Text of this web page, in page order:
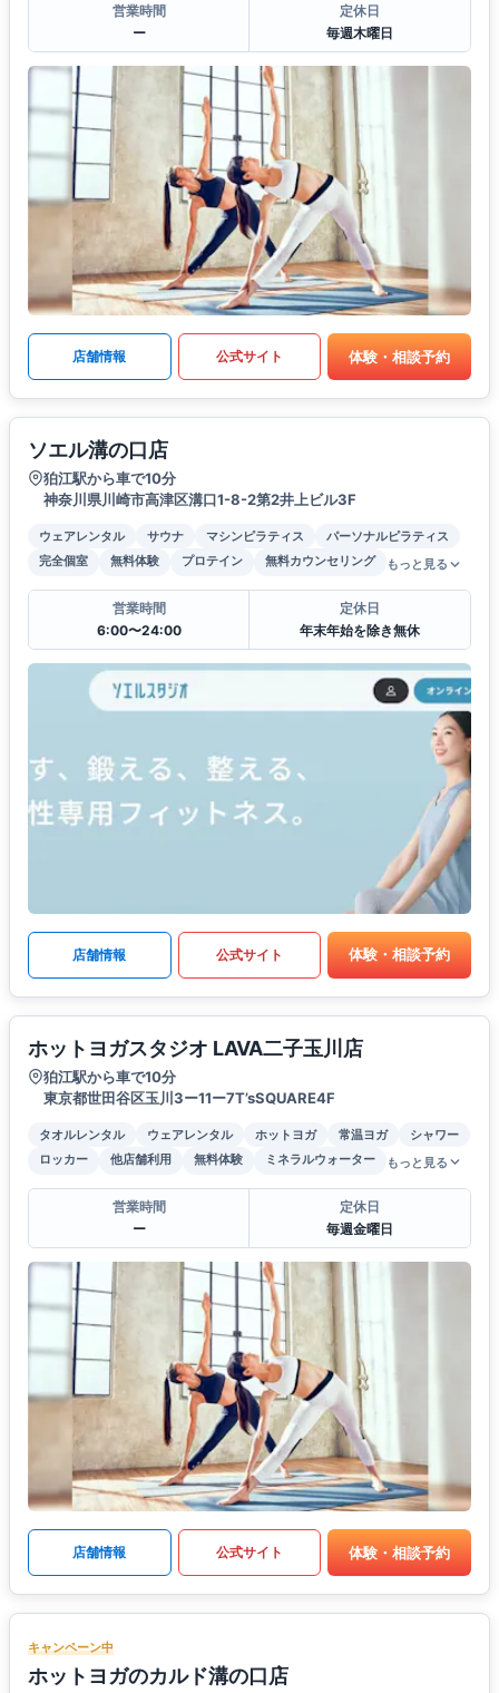
営業時間
ー
定休日
毎週木曜日
店舗情報 公式サイト 体験・相談予約
ソエル溝の口店
狛江駅から車で10分
神奈川県川崎市高津区溝口1-8-2第2井上ビル3F
ウェアレンタル サウナ マシンピラティス
パーソナルピラティス
完全個室
無料体験 プロテイン 無料カウンセリング もっと見る
営業時間
6:00〜24:00
定休日
年末年始を除き無休
店舗情報 公式サイト 体験・相談予約
ホットヨガスタジオ LAVA二子玉川店
狛江駅から車で10分
東京都世田谷区玉川3ー11ー7T’sSQUARE4F
タオルレンタル ウェアレンタル ホットヨガ 常温ヨガ
シャワー
ロッカー
他店舗利用 無料体験 ミネラルウォーター もっと見る
営業時間
ー
定休日
毎週金曜日
店舗情報 公式サイト 体験・相談予約
キャンペーン中
ホットヨガのカルド溝の口店